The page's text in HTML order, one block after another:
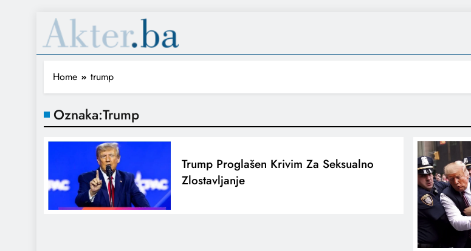
Home trump
Oznaka:Trump
Trump Proglašen Krivim Za Seksualno
Zlostavljanje